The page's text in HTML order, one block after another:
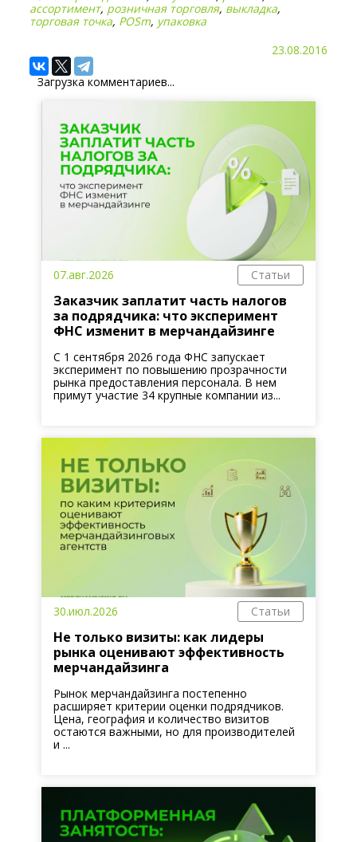
ассортимент, розничная торговля,выкладка,
торговая точка, POSm, упаковка
23.08.2016
Загрузка комментариев...
07.авг.2026 Статьи
Заказчик заплатит часть налогов
за подрядчика: что эксперимент
ФНС изменит в мерчандайзинге
С 1 сентября 2026 года ФНС запускает
эксперимент по повышению прозрачности
рынка предоставления персонала. В нем
примут участие 34 крупные компании из...
30.июл.2026 Статьи
Не только визиты: как лидеры
рынка оценивают эффективность
мерчандайзинга
Рынок мерчандайзинга постепенно
расширяет критерии оценки подрядчиков.
Цена, география и количество визитов
остаются важными, но для производителей
и ...